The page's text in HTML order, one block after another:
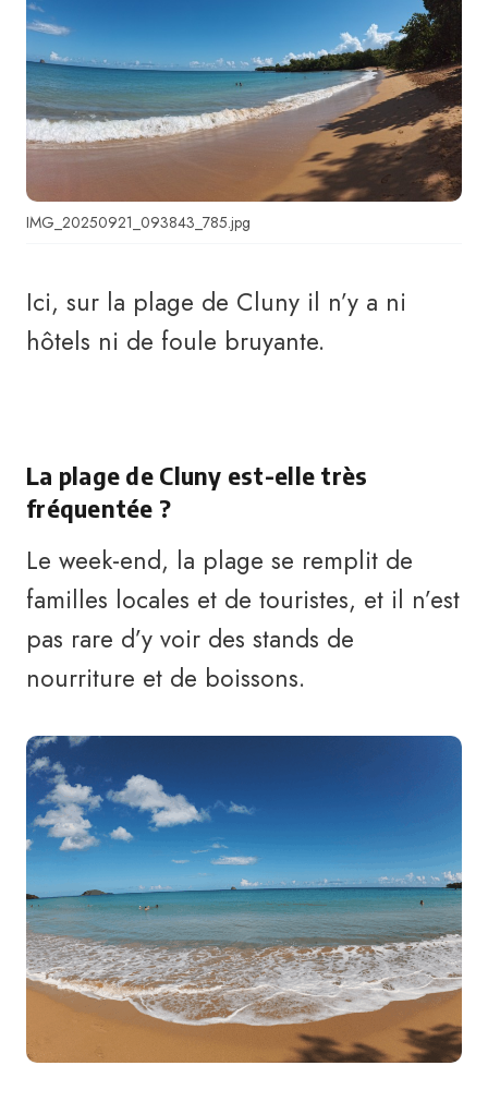
IMG_20250921_093843_785.jpg
Ici, sur la plage de Cluny il n’y a ni
hôtels ni de foule bruyante.
La plage de Cluny est-elle très
fréquentée ?
Le week-end, la plage se remplit de
familles locales et de touristes, et il n’est
pas rare d’y voir des stands de
nourriture et de boissons.